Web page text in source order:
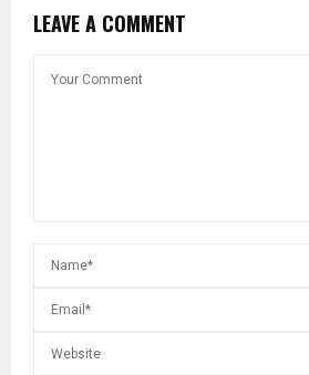
LEAVE A COMMENT